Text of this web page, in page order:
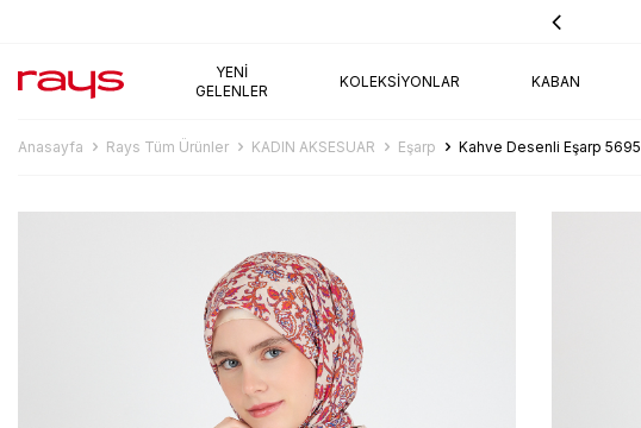
YENI
GELENLER
KOLEKSIYONLAR KABAN
Anasayfa Rays Tüm Ürünler KADIN AKSESUAR Eşarp Kahve Desenli Eşarp 5695